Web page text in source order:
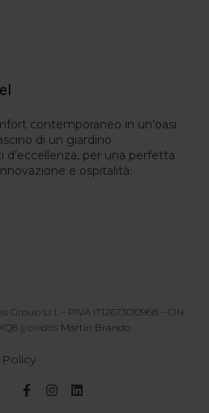
contemporaneo in un’oasi
di un giardino
d’eccellenza, per una perfetta
e ospitalità.
s.r.l. – PIVA IT12673010968 – CIN
|| credits Martin Brando
Policy